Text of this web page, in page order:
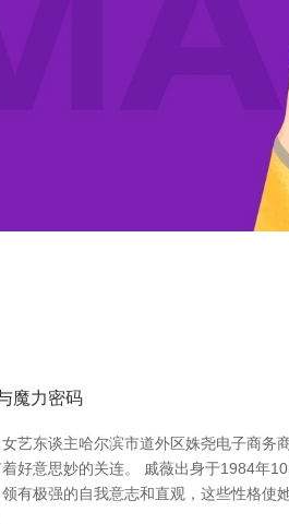
魔力密码
艺东谈主哈尔滨市道外区姝尧电子商
好意思妙的关连。 戚薇出身于1984年
有极强的自我意志和直观，这些性格